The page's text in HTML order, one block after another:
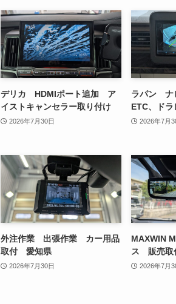
デリカ HDMIポート追加 ア
イストキャンセラー取り付け
2026年7月30日
ラパン ナ
ETC、ド
2026年7月
外注作業 出張作業 カー用品
取付 愛知県
2026年7月30日
MAXWIN
ス 販売取
2026年7月